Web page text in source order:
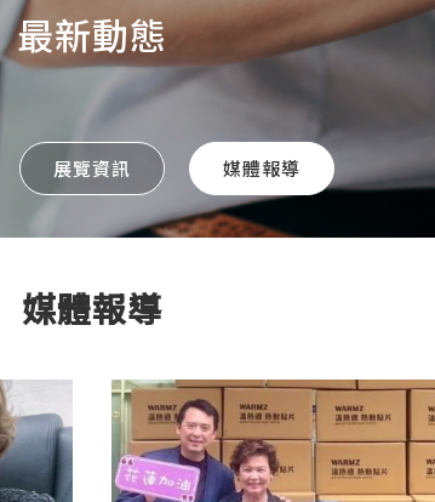
資訊小教室
影音專區
購物平台
最新動態
展覽資訊 媒體報導
媒體報導